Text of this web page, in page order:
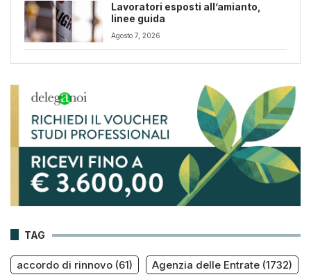
Lavoratori esposti all’amianto,
linee guida
Agosto 7, 2026
TAG
accordo di rinnovo (61) Agenzia delle Entrate (1732)